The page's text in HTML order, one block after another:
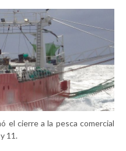
el cierre a la pesca comercial
11.